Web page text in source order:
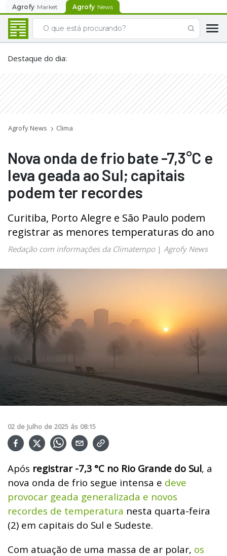
Agrofy Market Agrofy News
Destaque do dia:
Agrofy News Clima
Nova onda de frio bate -7,3°C e
leva geada ao Sul; capitais
podem ter recordes
Curitiba, Porto Alegre e São Paulo podem
registrar as menores temperaturas do ano
Redação com informações da Climatempo| Agrofy News
02 de Julho de 2025 ás 08:15
Após registrar -7,3 °C no Rio Grande do Sul, a
nova onda de frio segue intensa e deve
provocar geada generalizada e novos
recordes de temperatura nesta quarta-feira
(2) em capitais do Sul e Sudeste.
Com atuação de uma massa de ar polar, os